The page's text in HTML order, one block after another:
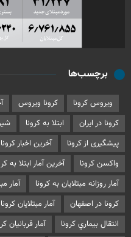
برچسب‌ها
ویروس کرونا کرونا ویروس
کرونا در ایران
ابتلا به کرونا
پیشگیری از کرونا
آخرین اخبار کرونا
واکسن کرونا
آخرین آمار ابتلا به
آمار روزانه مبتلایان به کرونا
آمار
کرونا در اصفهان
آمار مبتلایان کرونا
انتقال بيماري کرونا
آمار قربانیان